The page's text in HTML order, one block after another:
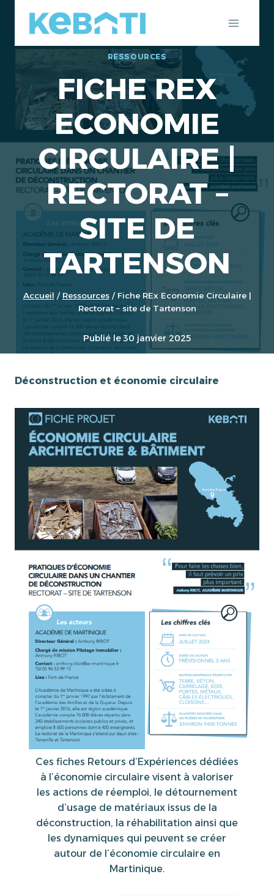
contenu
RESSOURCES
FICHE REX
ECONOMIE
CIRCULAIRE |
RECTORAT –
SITE DE
TARTENSON
Accueil / Ressources / Fiche REx Economie Circulaire |
Rectorat – site de Tartenson
Publié le30 janvier 2025
Déconstruction et économie circulaire
Ces fiches Retours d’Expériences dédiées
à l’économie circulaire visent à valoriser
les actions de réemploi, le détournement
d’usage de matériaux issus de la
déconstruction, la réhabilitation ainsi que
les dynamiques qui peuvent se créer
autour de l’économie circulaire en
Martinique.